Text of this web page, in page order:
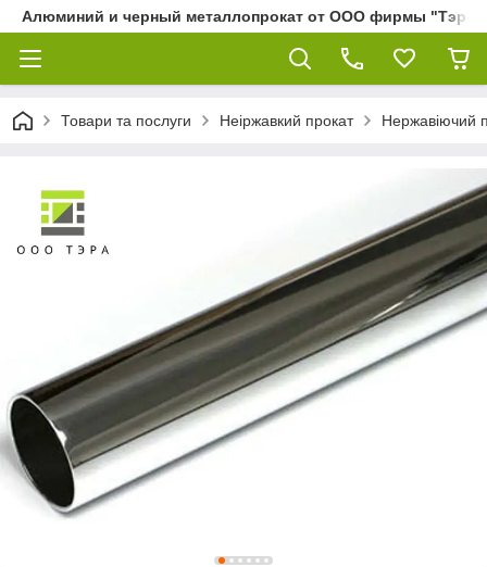
Алюминий и черный металлопрокат от ООО фирмы "Тэра"
Товари та послуги Неіржавкий прокат Нержавіючий